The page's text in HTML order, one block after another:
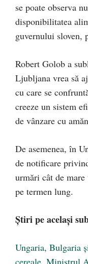
se poate observa
disponibilitatea
guvernului sloven,
Robert Golob a
Ljubljana vrea să
cu care se
creeze un sistem
de vânzare cu
De asemenea, în
de notificare
urmări cât de
pe termen lung.
Știri pe același
Ungaria, Bulgaria